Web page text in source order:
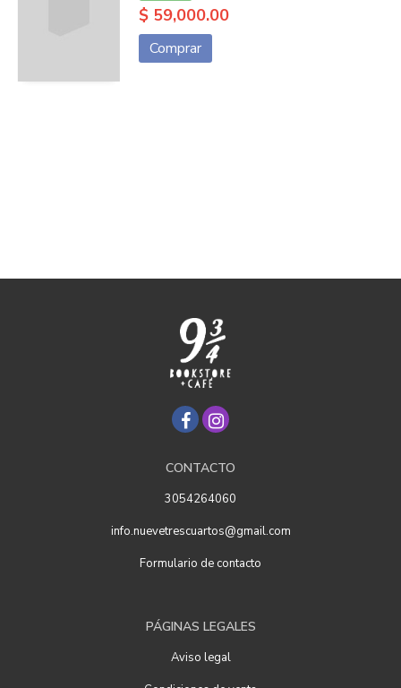
$ 59,000.00
Comprar
CONTACTO
3054264060
info.nuevetrescuartos@gmail.com
Formulario de contacto
PÁGINAS LEGALES
Aviso legal